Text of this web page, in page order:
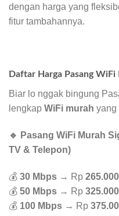
dengan harga yang
fitur tambahannya.
Daftar Harga Pasang
Biar lo nggak bingung
lengkap WiFi murah yang
🔹 Pasang WiFi Murah
TV & Telepon)
💰 30 Mbps → Rp 265.000
💰 50 Mbps → Rp 325.000
💰 100 Mbps → Rp